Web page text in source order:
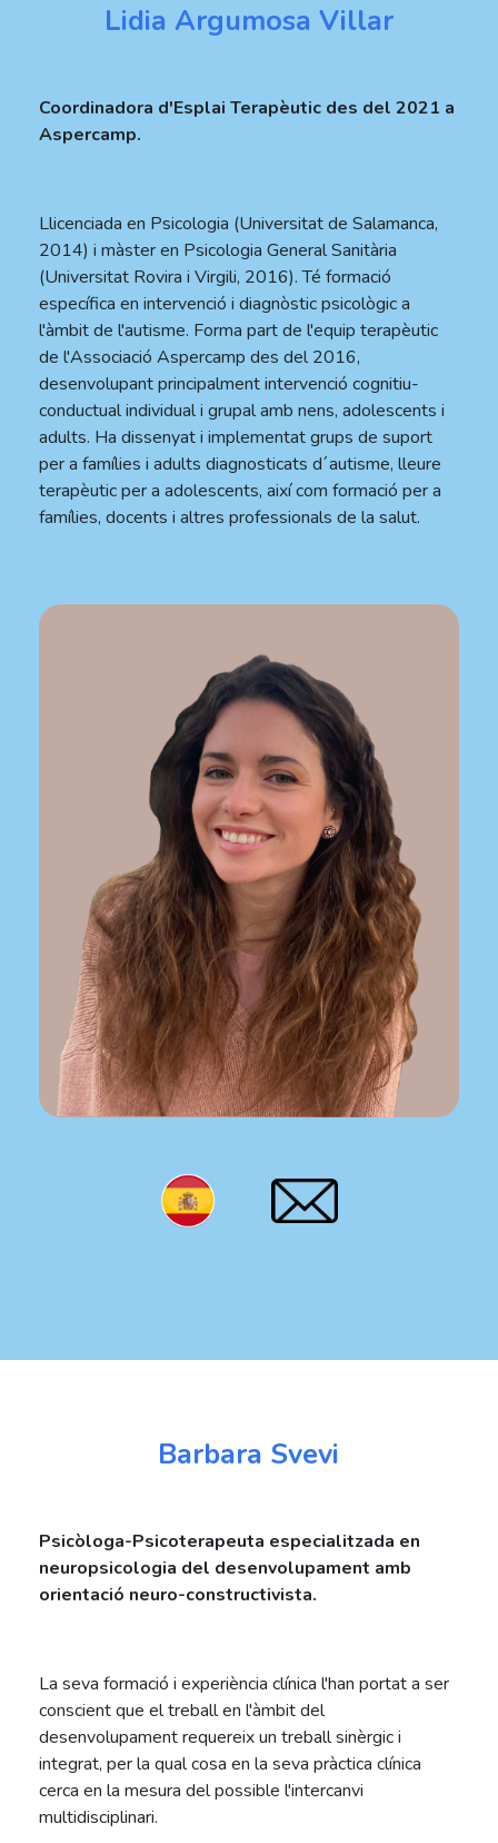
Lidia Argumosa Villar
Coordinadora d'Esplai Terapèutic des del 2021 a
Aspercamp.
Llicenciada en Psicologia (Universitat de Salamanca,
2014) i màster en Psicologia General Sanitària
(Universitat Rovira i Virgili, 2016). Té formació
específica en intervenció i diagnòstic psicològic a
l'àmbit de l'autisme. Forma part de l'equip terapèutic
de l'Associació Aspercamp des del 2016,
desenvolupant principalment intervenció cognitiu-
conductual individual i grupal amb nens, adolescents i
adults. Ha dissenyat i implementat grups de suport
per a famílies i adults diagnosticats d´autisme, lleure
terapèutic per a adolescents, així com formació per a
famílies, docents i altres professionals de la salut.
Barbara Svevi
Psicòloga-Psicoterapeuta especialitzada en
neuropsicologia del desenvolupament amb
orientació neuro-constructivista.
La seva formació i experiència clínica l'han portat a ser
conscient que el treball en l'àmbit del
desenvolupament requereix un treball sinèrgic i
integrat, per la qual cosa en la seva pràctica clínica
cerca en la mesura del possible l'intercanvi
multidisciplinari.